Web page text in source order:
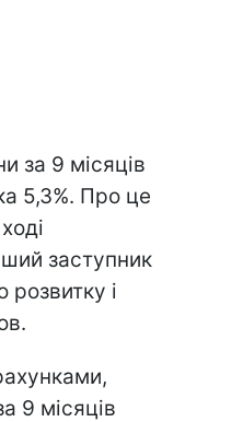
за 9 місяців
5,3%. Про це
заступник
розвитку і
9 місяців